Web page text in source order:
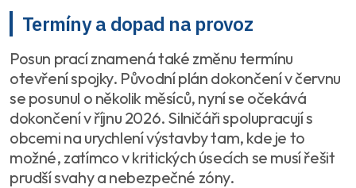
Termíny a dopad na provoz
Posun prací znamená také změnu termínu
otevření spojky. Původní plán dokončení v červnu
se posunul o několik měsíců, nyní se očekává
dokončení v říjnu 2026. Silničáři spolupracují s
obcemi na urychlení výstavby tam, kde je to
možné, zatímco v kritických úsecích se musí řešit
prudší svahy a nebezpečné zóny.